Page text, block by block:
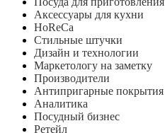
Аксессуары для кухни
HoReCa
Стильные штучки
Дизайн и технологии
Маркетологу на заметку
Производители
Антипригарные покрытия
Аналитика
Посудный бизнес
Ретейл